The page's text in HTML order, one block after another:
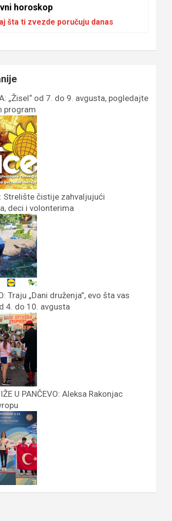
horoskop
šta ti zvezde poručuju danas
„Žisel“ od 7. do 9. avgusta, pogledajte
program
Strelište čistije zahvaljujući
deci i volonterima
Traju „Dani druženja”, evo šta vas
4. do 10. avgusta
U PANČEVO: Aleksa Rakonjac